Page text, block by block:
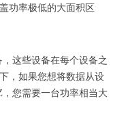
功率极低的大面积区
这些设备在每个设备之
，如果您想将数据从设
您需要一台功率相当大